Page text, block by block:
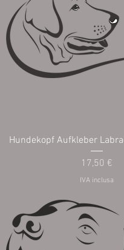
Hundekopf Aufkleber
Prezzo
17,50 €
IVA inclusa